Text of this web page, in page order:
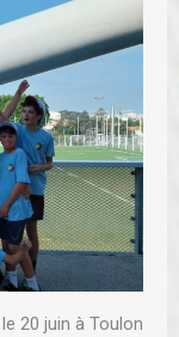
20 juin à Toulon